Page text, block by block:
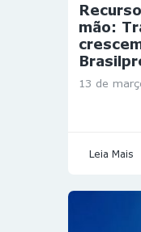
mão:
13 de
Leia Mais